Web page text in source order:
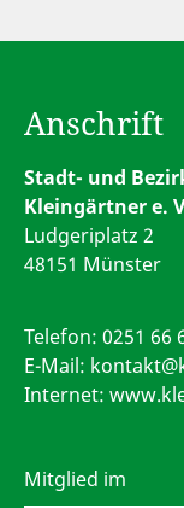
Anschrift
Stadt- und
Kleingärtner e.
Ludgeriplatz 2
48151 Münster
Telefon: 0251 66
E-Mail:
Internet:
Mitglied im